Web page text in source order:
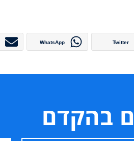
Twitter
WhatsApp
בהקדם